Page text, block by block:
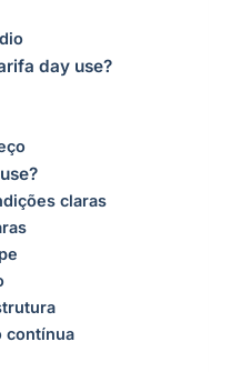
day use?
claras
contínua